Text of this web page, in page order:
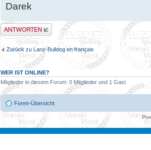
Darek
Antwort erstellen
Zurück zu Lanz-Bulldog en français
WER IST ONLINE?
Mitglieder in diesem Forum: 0 Mitglieder und 1 Gast
Foren-Übersicht